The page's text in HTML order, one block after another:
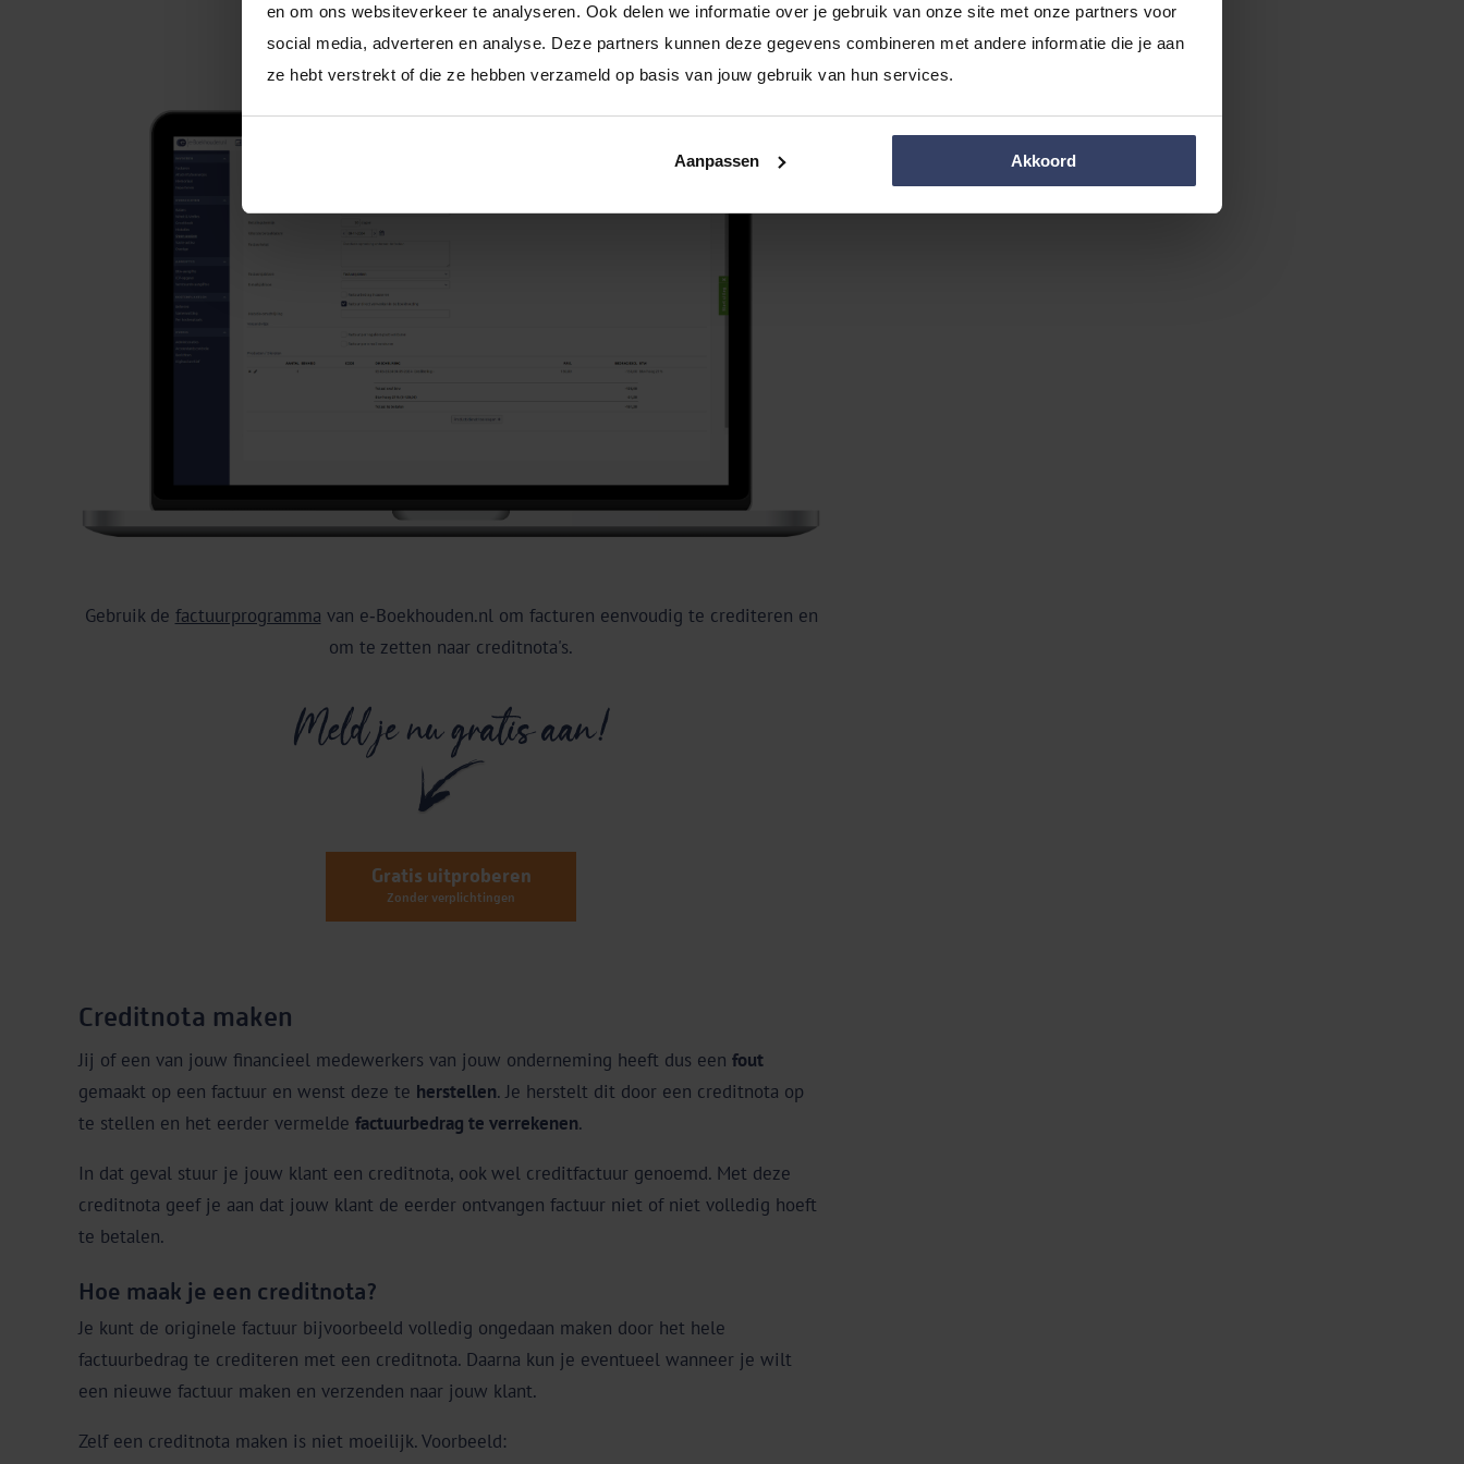
en om ons websiteverkeer te analyseren. Ook delen we informatie over je gebruik van onze site met onze partners voor
social media, adverteren en analyse. Deze partners kunnen deze gegevens combineren met andere informatie die je aan
ze hebt verstrekt of die ze hebben verzameld op basis van jouw gebruik van hun services.
Aanpassen Akkoord
Hulp bij het maken van creditnota's
Gebruik de factuurprogramma van e‑Boekhouden.nl om facturen eenvoudig te crediteren en
om te zetten naar creditnota's.
Gratis uitproberen
Zonder verplichtingen
Creditnota maken
Jij of een van jouw financieel medewerkers van jouw onderneming heeft dus een fout
gemaakt op een factuur en wenst deze te herstellen. Je herstelt dit door een creditnota op
te stellen en het eerder vermelde factuurbedrag te verrekenen.
In dat geval stuur je jouw klant een creditnota, ook wel creditfactuur genoemd. Met deze
creditnota geef je aan dat jouw klant de eerder ontvangen factuur niet of niet volledig hoeft
te betalen.
Hoe maak je een creditnota?
Je kunt de originele factuur bijvoorbeeld volledig ongedaan maken door het hele
factuurbedrag te crediteren met een creditnota. Daarna kun je eventueel wanneer je wilt
een nieuwe factuur maken en verzenden naar jouw klant.
Zelf een creditnota maken is niet moeilijk. Voorbeeld: